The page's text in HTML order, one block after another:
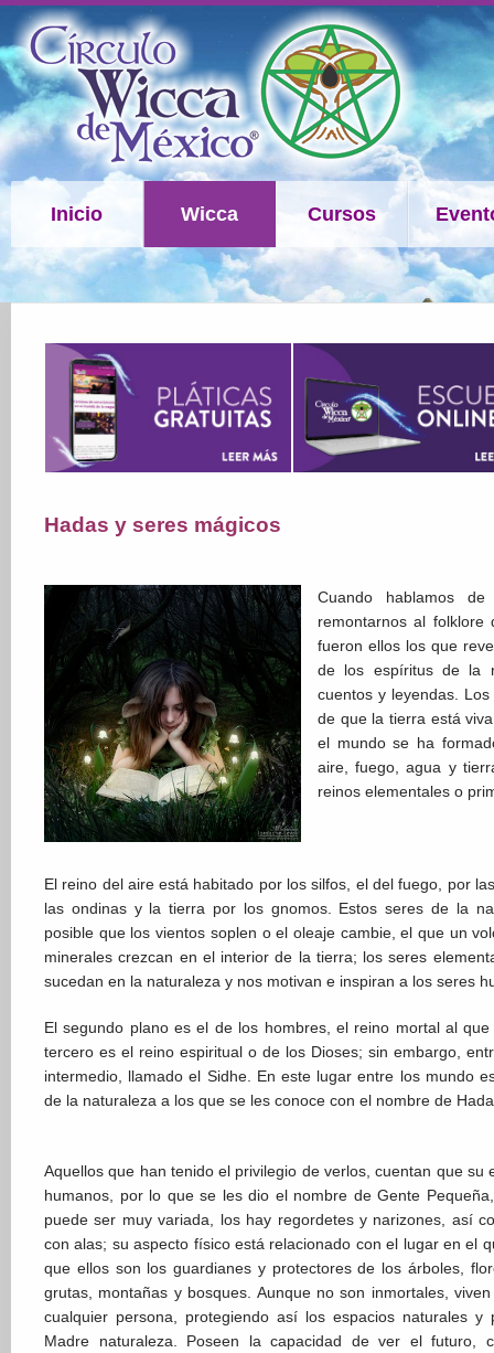
Inicio Wicca Cursos
Hadas y seres mágicos
Cuando hablamos
remontarnos al
fueron ellos los que
de los espíritus de la
cuentos y leyendas.
de que la tierra está
el mundo se ha
aire, fuego, agua y
reinos elementales o
El reino del aire está habitado por los silfos, el del fuego, por
las ondinas y la tierra por los gnomos. Estos seres de la
posible que los vientos soplen o el oleaje cambie, el que un
minerales crezcan en el interior de la tierra; los seres
sucedan en la naturaleza y nos motivan e inspiran a los seres
El segundo plano es el de los hombres, el reino mortal al
tercero es el reino espiritual o de los Dioses; sin embargo,
intermedio, llamado el Sidhe. En este lugar entre los mundo
de la naturaleza a los que se les conoce con el nombre de
Aquellos que han tenido el privilegio de verlos, cuentan que su
humanos, por lo que se les dio el nombre de Gente
puede ser muy variada, los hay regordetes y narizones, así
con alas; su aspecto físico está relacionado con el lugar en el
que ellos son los guardianes y protectores de los árboles,
grutas, montañas y bosques. Aunque no son inmortales,
cualquier persona, protegiendo así los espacios naturales
Madre naturaleza. Poseen la capacidad de ver el futuro,